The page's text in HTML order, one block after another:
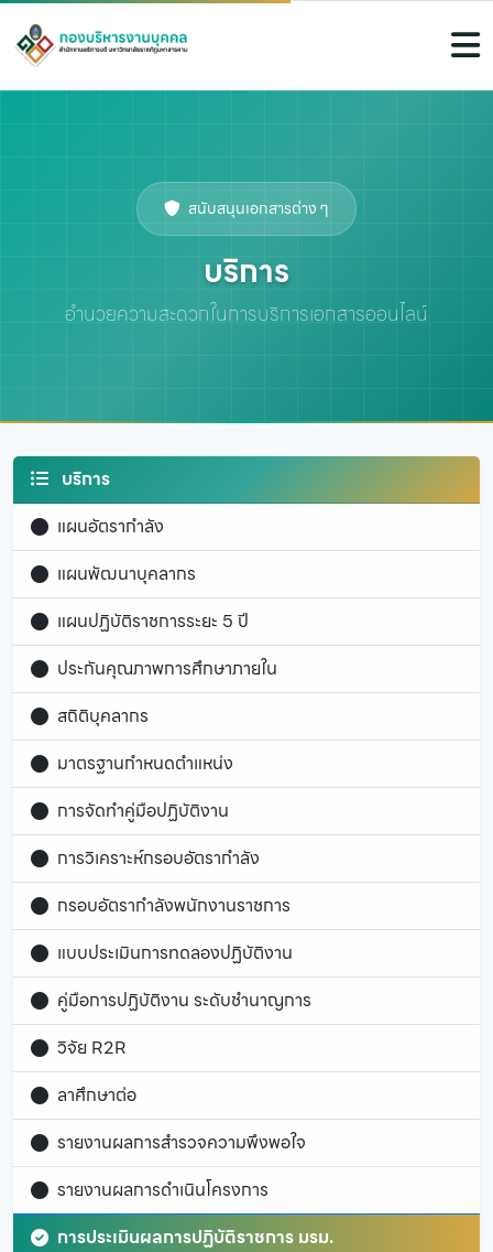
สนับสนุนเอกสารต่าง ๆ
บริการ
อำนวยความสะดวกในการบริการเอกสารออนไลน์
บริการ
แผนอัตรากำลัง
แผนพัฒนาบุคลากร
แผนปฏิบัติราชการระยะ 5 ปี
ประกันคุณภาพการศึกษาภายใน
สถิติบุคลากร
มาตรฐานกำหนดตำแหน่ง
การจัดทำคู่มือปฏิบัติงาน
การวิเคราะห์กรอบอัตรากำลัง
กรอบอัตรากำลังพนักงานราชการ
แบบประเมินการทดลองปฏิบัติงาน
คู่มือการปฏิบัติงาน ระดับชำนาญการ
วิจัย R2R
ลาศึกษาต่อ
รายงานผลการสำรวจความพึงพอใจ
รายงานผลการดำเนินโครงการ
การประเมินผลการปฏิบัติราชการ มรม.